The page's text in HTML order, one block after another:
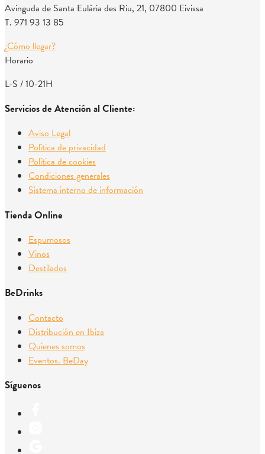
Avinguda de Santa Eulària des Riu, 21, 07800 Eivissa
T. 971 93 13 85
¿Cómo llegar?
Horario
L-S / 10-21H
Servicios de Atención al Cliente:
Aviso Legal
Política de privacidad
Política de cookies
Condiciones generales
Sistema interno de información
Tienda Online
Espumosos
Vinos
Destilados
BeDrinks
Contacto
Distribución en Ibiza
Quienes somos
Eventos. BeDay
Síguenos